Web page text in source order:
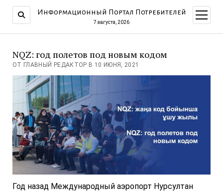
Информационный Портал Потребителей
7 августа, 2026
меню
NQZ: год полетов под новым кодом
ОТ ГЛАВНЫЙ РЕДАКТОР В 10 ИЮНЯ, 2021
Год назад Международный аэропорт Нурсултан